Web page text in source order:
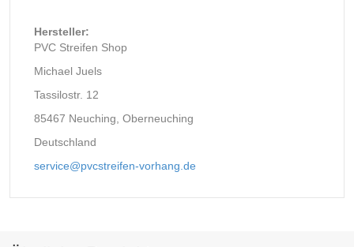
Hersteller:
PVC Streifen Shop
Michael Juels
Tassilostr. 12
85467 Neuching, Oberneuching
Deutschland
service@pvcstreifen-vorhang.de